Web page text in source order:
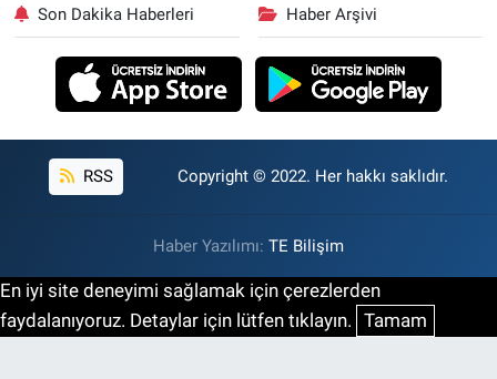
Son Dakika Haberleri Haber Arşivi
RSS Copyright © 2022. Her hakkı saklıdır.
Haber Yazılımı: TE Bilişim
En iyi site deneyimi sağlamak için çerezlerden
faydalanıyoruz. Detaylar için lütfen tıklayın. Tamam